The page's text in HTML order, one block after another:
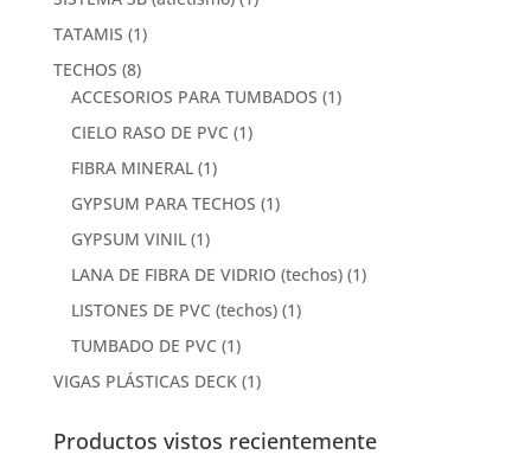
TATAMIS (1)
TECHOS (8)
ACCESORIOS PARA TUMBADOS (1)
CIELO RASO DE PVC (1)
FIBRA MINERAL (1)
GYPSUM PARA TECHOS (1)
GYPSUM VINIL (1)
LANA DE FIBRA DE VIDRIO (techos) (1)
LISTONES DE PVC (techos) (1)
TUMBADO DE PVC (1)
VIGAS PLÁSTICAS DECK (1)
Productos vistos recientemente